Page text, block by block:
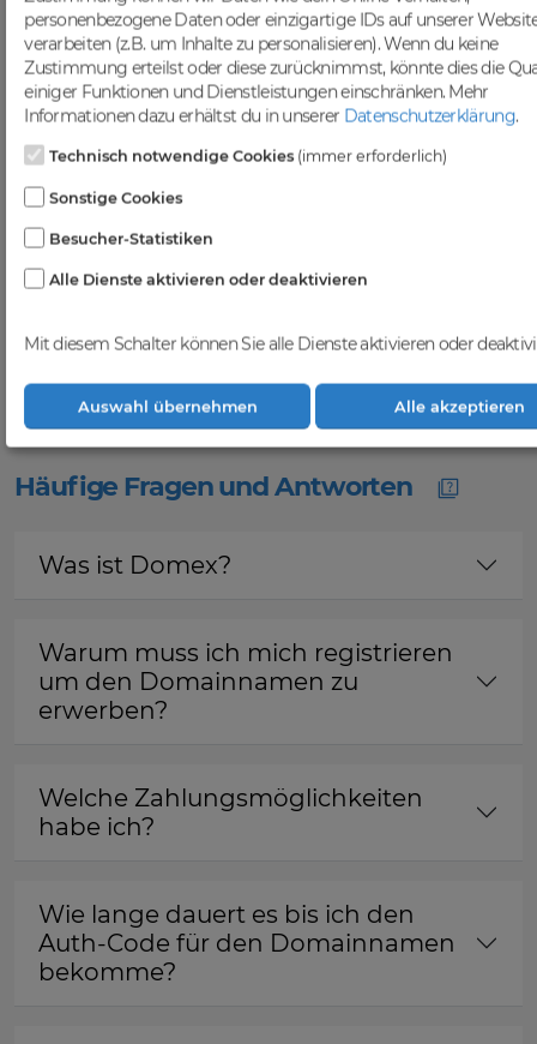
Sichtbarkeit in Suchmaschinen zu
steigern.
Profitiere von einer
vielfältigen Auswahl an
Domains
breite Auswahl an erstklassigen
entdeckt zu werden. Nutze diese
vielfältigen Möglichkeiten, um deine
Online-Präsenz zu stärken und dein
Raum zu etablieren. Gemeinsam
Online-Bereich.
Häufige Fragen und Antworten
Was ist Domex?
Warum muss ich mich registrieren
um den Domainnamen zu
erwerben?
Welche Zahlungsmöglichkeiten
habe ich?
Wie lange dauert es bis ich den
Auth-Code für den Domainnamen
bekomme?
personenbezogene Daten oder einzigartige IDs auf unserer
verarbeiten (z.B. um Inhalte zu personalisieren). Wenn du keine
Zustimmung erteilst oder diese zurücknimmst, könnte dies die
einiger Funktionen und Dienstleistungen einschränken. Mehr
Informationen dazu erhältst du in unserer Datenschutzerklärung.
Technisch notwendige Cookies (immer erforderlich)
Sonstige Cookies
Besucher-Statistiken
Alle Dienste aktivieren oder deaktivieren
Mit diesem Schalter können Sie alle Dienste aktivieren oder
Auswahl übernehmen Alle akzeptieren